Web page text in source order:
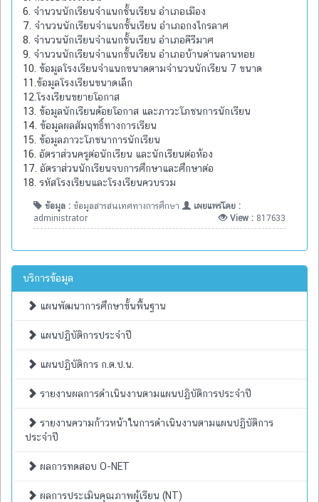
6. จำนวนนักเรียนจำแนกชั้นเรียน อำเภอเมือง
7. จำนวนนักเรียนจำแนกชั้นเรียน อำเภอกงไกรลาศ
8. จำนวนนักเรียนจำแนกชั้นเรียน อำเภอคีรีมาศ
9. จำนวนนักเรียนจำแนกชั้นเรียน อำเภอบ้านด่านลานหอย
10. ข้อมูลโรงเรียนจำแนกขนาดตามจำนวนนักเรียน 7 ขนาด
11. ข้อมูลโรงเรียนขนาดเล็ก
12. โรงเรียนขยายโอกาส
13. ข้อมูลนักเรียนด้อยโอกาส และภาวะโภชนการนักเรียน
14. ข้อมูลผลสัมฤทธิ์ทางการเรียน
15. ข้อมูลภาวะโภชนาการนักเรียน
16. อัตราส่วนครูต่อนักเรียน และนักเรียนต่อห้อง
17. อัตราส่วนนักเรียนจบการศึกษาและศึกษาต่อ
18. รหัสโรงเรียนและโรงเรียนควบรวม
ข้อมูล : ข้อมูลสารสนเทศทางการศึกษา
เผยแพร่โดย :
administrator
View : 817633
บริการข้อมูล
แผนพัฒนาการศึกษาขั้นพื้นฐาน
แผนปฏิบัติการประจำปี
แผนปฏิบัติการ ก.ต.ป.น.
รายงานผลการดำเนินงานตามแผนปฏิบัติการประจำปี
รายงานความก้าวหน้าในการดำเนินงานตามแผนปฏิบัติการ
ประจำปี
ผลการทดสอบ O-NET
ผลการประเมินคุณภาพผู้เรียน (NT)